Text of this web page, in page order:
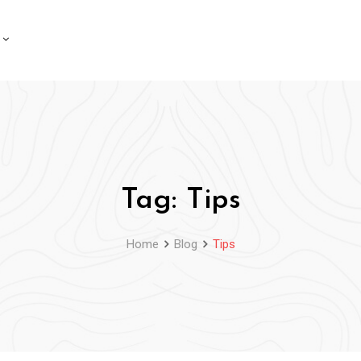
Tag: Tips
Home Blog Tips